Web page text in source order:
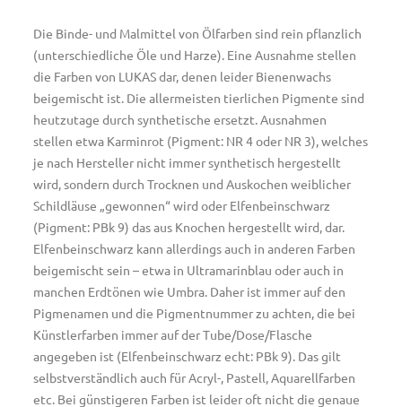
Die Binde- und Malmittel von Ölfarben sind rein pflanzlich
(unterschiedliche Öle und Harze). Eine Ausnahme stellen
die Farben von LUKAS dar, denen leider Bienenwachs
beigemischt ist. Die allermeisten tierlichen Pigmente sind
heutzutage durch synthetische ersetzt. Ausnahmen
stellen etwa Karminrot (Pigment: NR 4 oder NR 3), welches
je nach Hersteller nicht immer synthetisch hergestellt
wird, sondern durch Trocknen und Auskochen weiblicher
Schildläuse „gewonnen“ wird oder Elfenbeinschwarz
(Pigment: PBk 9) das aus Knochen hergestellt wird, dar.
Elfenbeinschwarz kann allerdings auch in anderen Farben
beigemischt sein – etwa in Ultramarinblau oder auch in
manchen Erdtönen wie Umbra. Daher ist immer auf den
Pigmenamen und die Pigmentnummer zu achten, die bei
Künstlerfarben immer auf der Tube/Dose/Flasche
angegeben ist (Elfenbeinschwarz echt: PBk 9). Das gilt
selbstverständlich auch für Acryl-, Pastell, Aquarellfarben
etc. Bei günstigeren Farben ist leider oft nicht die genaue